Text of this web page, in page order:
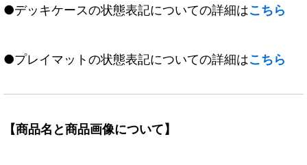
●デッキケースの状態表記についての詳細はこちら
●プレイマットの状態表記についての詳細はこちら
【商品名と商品画像について】